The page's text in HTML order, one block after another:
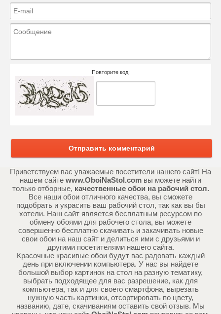
Повторите код:
Отправить комментарий
Приветствуем вас уважаемые посетители нашего сайт! На
нашем сайте www.OboiNaStol.com вы можете найти
только отборные, качественные обои на рабочий стол.
Все наши обои отличного качества, вы сможете
подобрать и украсить ваш рабочий стол, так как вы бы
хотели. Наш сайт является бесплатным ресурсом по
обмену обоями для рабочего стола, вы можете
совершенно бесплатно скачивать и закачивать новые
свои обои на наш сайт и делиться ими с друзьями и
другими посетителями нашего сайта.
Красочные красивые обои будут вас радовать каждый
день при включении компьютера. У нас вы найдете
большой выбор картинок на стол на разную тематику,
выбрать подходящее для вас разрешение, как для
компьютера, так и для своего смартфона, вырезать
нужную часть картинки, отсортировать по цвету,
названию, дате, скачиваниям оставить свой отзыв. Мы